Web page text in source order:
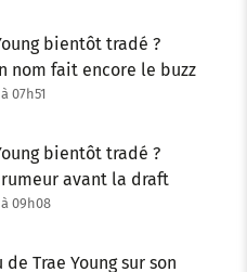
bientôt tradé ?
nom fait encore le buzz
07h51
bientôt tradé ?
rumeur avant la draft
09h08
de Trae Young sur son